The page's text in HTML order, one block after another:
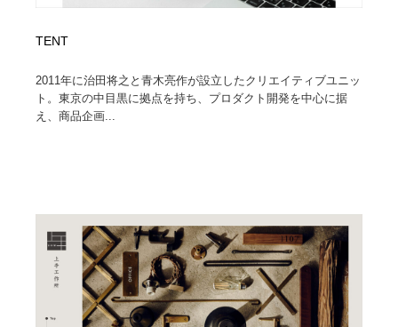
TENT
2011年に治田将之と青木亮作が設立したクリエイティブユニッ
ト。東京の中目黒に拠点を持ち、プロダクト開発を中心に据
え、商品企画...